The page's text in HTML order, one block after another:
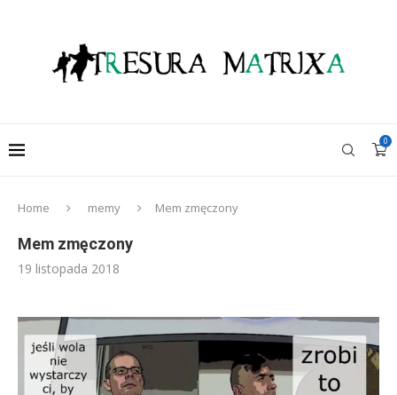
0
Home memy Mem zmęczony
Mem zmęczony
19 listopada 2018